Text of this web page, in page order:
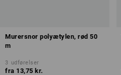
Murersnor polyætylen, rød 50
m
3 udførelser
fra 13,75 kr.